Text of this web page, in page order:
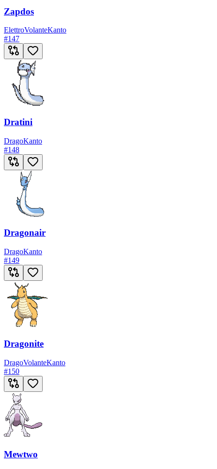
Zapdos
ElettroVolanteKanto
#147
Dratini
DragoKanto
#148
Dragonair
DragoKanto
#149
Dragonite
DragoVolanteKanto
#150
Mewtwo